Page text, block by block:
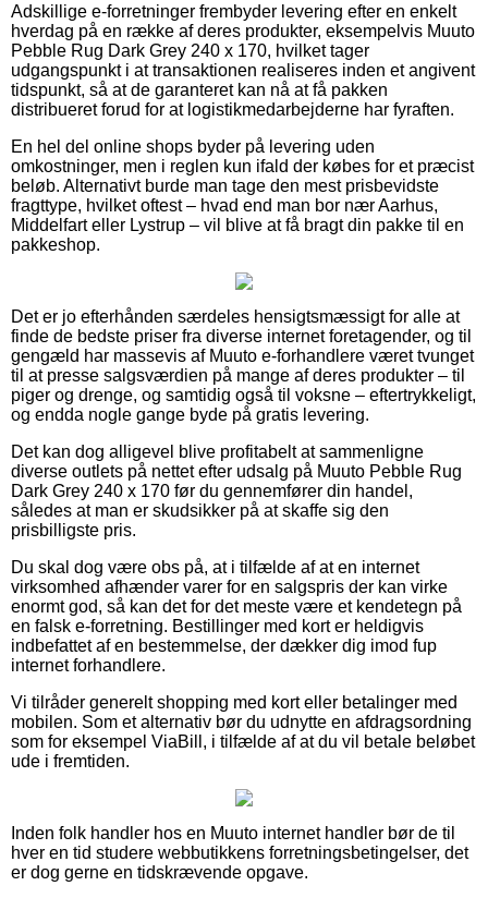
Adskillige e-forretninger frembyder levering efter en enkelt
hverdag på en række af deres produkter, eksempelvis Muuto
Pebble Rug Dark Grey 240 x 170, hvilket tager
udgangspunkt i at transaktionen realiseres inden et angivent
tidspunkt, så at de garanteret kan nå at få pakken
distribueret forud for at logistikmedarbejderne har fyraften.
En hel del online shops byder på levering uden
omkostninger, men i reglen kun ifald der købes for et præcist
beløb. Alternativt burde man tage den mest prisbevidste
fragttype, hvilket oftest – hvad end man bor nær Aarhus,
Middelfart eller Lystrup – vil blive at få bragt din pakke til en
pakkeshop.
Det er jo efterhånden særdeles hensigtsmæssigt for alle at
finde de bedste priser fra diverse internet foretagender, og til
gengæld har massevis af Muuto e-forhandlere været tvunget
til at presse salgsværdien på mange af deres produkter – til
piger og drenge, og samtidig også til voksne – eftertrykkeligt,
og endda nogle gange byde på gratis levering.
Det kan dog alligevel blive profitabelt at sammenligne
diverse outlets på nettet efter udsalg på Muuto Pebble Rug
Dark Grey 240 x 170 før du gennemfører din handel,
således at man er skudsikker på at skaffe sig den
prisbilligste pris.
Du skal dog være obs på, at i tilfælde af at en internet
virksomhed afhænder varer for en salgspris der kan virke
enormt god, så kan det for det meste være et kendetegn på
en falsk e-forretning. Bestillinger med kort er heldigvis
indbefattet af en bestemmelse, der dækker dig imod fup
internet forhandlere.
Vi tilråder generelt shopping med kort eller betalinger med
mobilen. Som et alternativ bør du udnytte en afdragsordning
som for eksempel ViaBill, i tilfælde af at du vil betale beløbet
ude i fremtiden.
Inden folk handler hos en Muuto internet handler bør de til
hver en tid studere webbutikkens forretningsbetingelser, det
er dog gerne en tidskrævende opgave.